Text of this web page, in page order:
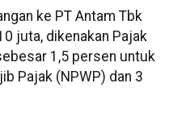
ke PT Antam Tbk
juta, dikenakan Pajak
1,5 persen untuk
Pajak (NPWP) dan 3